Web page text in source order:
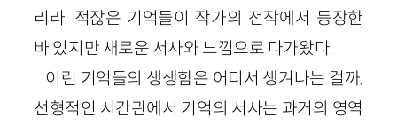
리라. 적잖은 기억들이 작가의 전작에서 등장한
바 있지만 새로운 서사와 느낌으로 다가왔다.
이런 기억들의 생생함은 어디서 생겨나는 걸까.
선형적인 시간관에서 기억의 서사는 과거의 영역